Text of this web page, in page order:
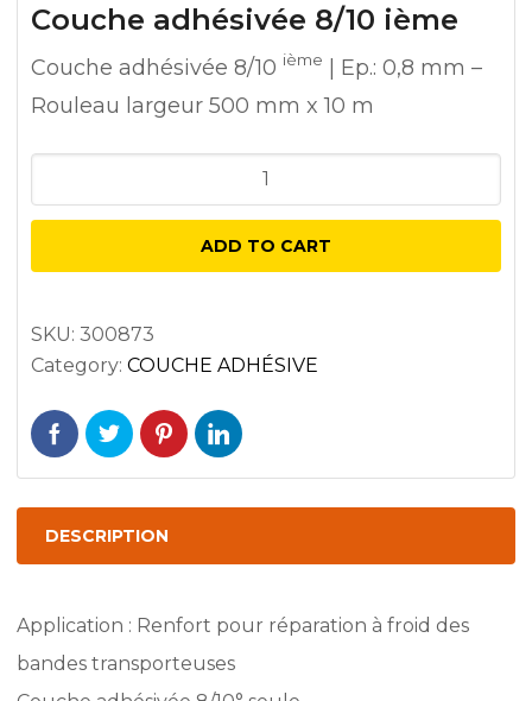
Couche adhésivée 8/10 ième
Couche adhésivée 8/10 ième
| Ep.: 0,8 mm –
Rouleau largeur 500 mm x 10 m
FACES
ADHESIVEE
Couche
adhésivée
ième
ADD TO CART
SKU: 300873
Category: COUCHE ADHÉSIVE
DESCRIPTION
Application : Renfort pour réparation à froid des
bandes transporteuses